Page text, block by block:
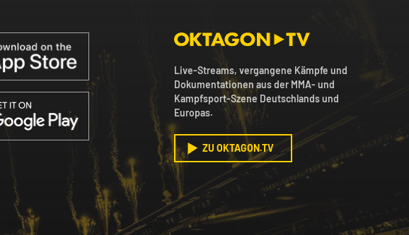
Live-Streams, vergangene Kämpfe und
Dokumentationen aus der MMA- und
Kampfsport-Szene Deutschlands und
Europas.
ZU OKTAGON.TV